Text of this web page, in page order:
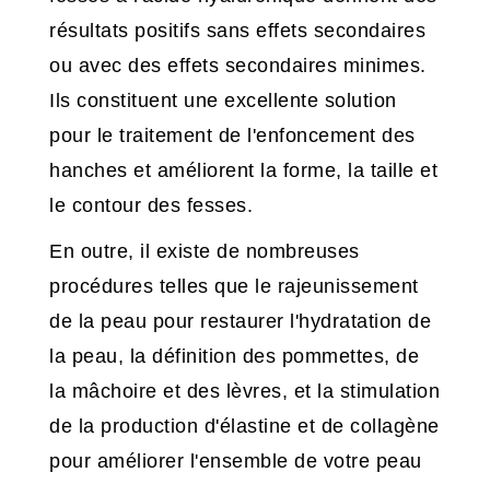
résultats positifs sans effets secondaires
ou avec des effets secondaires minimes.
Ils constituent une excellente solution
pour le traitement de l'enfoncement des
hanches et améliorent la forme, la taille et
le contour des fesses.
En outre, il existe de nombreuses
procédures telles que le rajeunissement
de la peau pour restaurer l'hydratation de
la peau, la définition des pommettes, de
la mâchoire et des lèvres, et la stimulation
de la production d'élastine et de collagène
pour améliorer l'ensemble de votre peau